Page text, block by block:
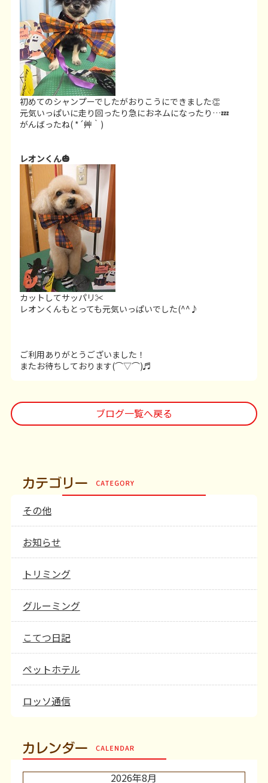
初めてのシャンプーでしたがおりこうにできました👏
元気いっぱいに走り回ったり急におネムになったり…💤
がんばったね( *´艸｀)
レオンくん🎃
カットしてサッパリ✂
レオンくんもとっても元気いっぱいでした(^^♪
ご利用ありがとうございました！
またお待ちしております(⌒▽⌒)♬
ブログ一覧へ戻る
その他
お知らせ
トリミング
グルーミング
こてつ日記
ペットホテル
ロッソ通信
カレンダー
2026年8月